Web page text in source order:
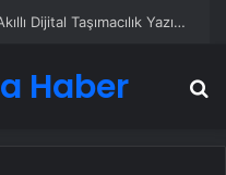
UETDS Nedir ? Uetds.com İle Akıllı Dijital Taşımacılık Yazılımı
Haber